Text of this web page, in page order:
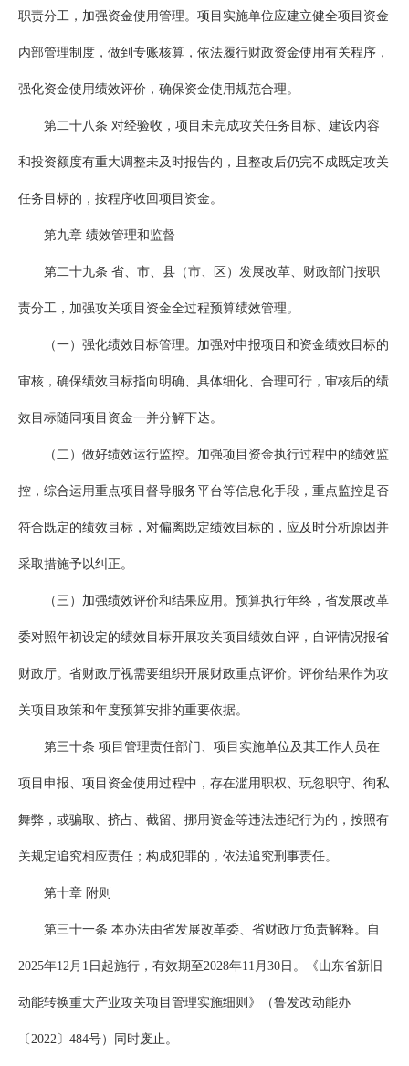
职责分工，加强资金使用管理。项目实施单位应建立健全项目资金
内部管理制度，做到专账核算，依法履行财政资金使用有关程序，
强化资金使用绩效评价，确保资金使用规范合理。
第二十八条 对经验收，项目未完成攻关任务目标、建设内容
和投资额度有重大调整未及时报告的，且整改后仍完不成既定攻关
任务目标的，按程序收回项目资金。
第九章 绩效管理和监督
第二十九条 省、市、县（市、区）发展改革、财政部门按职
责分工，加强攻关项目资金全过程预算绩效管理。
（一）强化绩效目标管理。加强对申报项目和资金绩效目标的
审核，确保绩效目标指向明确、具体细化、合理可行，审核后的绩
效目标随同项目资金一并分解下达。
（二）做好绩效运行监控。加强项目资金执行过程中的绩效监
控，综合运用重点项目督导服务平台等信息化手段，重点监控是否
符合既定的绩效目标，对偏离既定绩效目标的，应及时分析原因并
采取措施予以纠正。
（三）加强绩效评价和结果应用。预算执行年终，省发展改革
委对照年初设定的绩效目标开展攻关项目绩效自评，自评情况报省
财政厅。省财政厅视需要组织开展财政重点评价。评价结果作为攻
关项目政策和年度预算安排的重要依据。
第三十条 项目管理责任部门、项目实施单位及其工作人员在
项目申报、项目资金使用过程中，存在滥用职权、玩忽职守、徇私
舞弊，或骗取、挤占、截留、挪用资金等违法违纪行为的，按照有
关规定追究相应责任；构成犯罪的，依法追究刑事责任。
第十章 附则
第三十一条 本办法由省发展改革委、省财政厅负责解释。自
2025年12月1日起施行，有效期至2028年11月30日。《山东省新旧
动能转换重大产业攻关项目管理实施细则》（鲁发改动能办
〔2022〕484号）同时废止。